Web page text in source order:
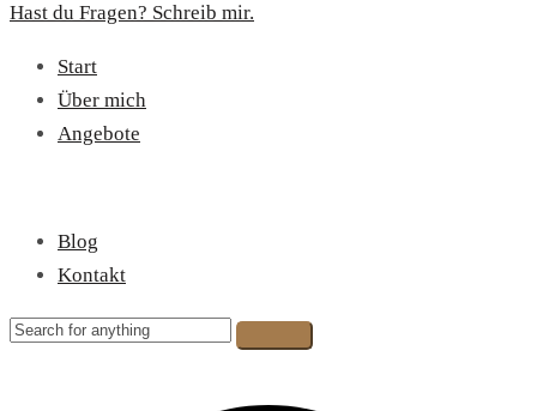
Hast du Fragen? Schreib mir.
Start
Über mich
Angebote
Blog
Kontakt